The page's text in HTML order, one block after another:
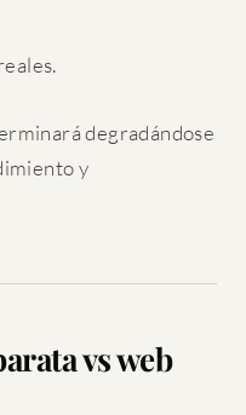
degradándose
y
vs web